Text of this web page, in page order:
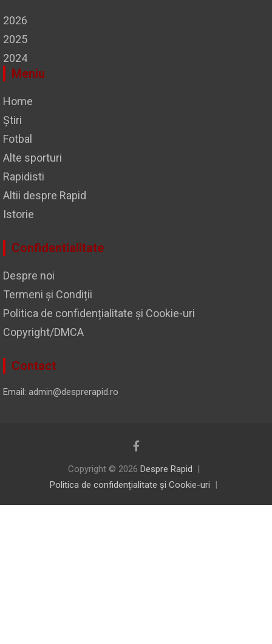
2026
2025
2024
Meniu
Home
Știri
Fotbal
Alte sporturi
Rapidisti
Altii despre Rapid
Istorie
Confidentialitate
Despre noi
Termeni și Condiții
Politica de confidențialitate și Cookie-uri
Copyright/DMCA
Contact
Email: admin@desprerapid.ro
Copyright © 2026 Despre Rapid
Politica de confidențialitate și Cookie-uri